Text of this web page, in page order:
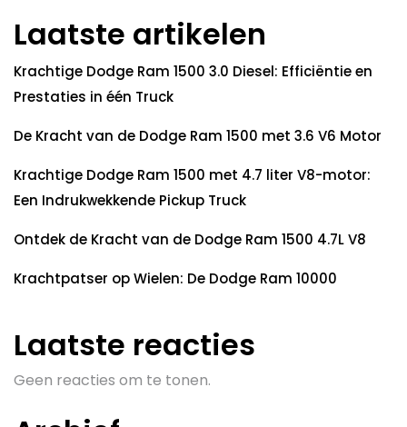
Laatste artikelen
Krachtige Dodge Ram 1500 3.0 Diesel: Efficiëntie en
Prestaties in één Truck
De Kracht van de Dodge Ram 1500 met 3.6 V6 Motor
Krachtige Dodge Ram 1500 met 4.7 liter V8-motor:
Een Indrukwekkende Pickup Truck
Ontdek de Kracht van de Dodge Ram 1500 4.7L V8
Krachtpatser op Wielen: De Dodge Ram 10000
Laatste reacties
Geen reacties om te tonen.